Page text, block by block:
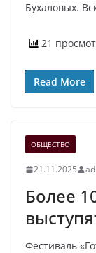
Бухаловых.
21
Read More
ОБЩЕСТВО
21.11.2025
Более
Фестиваль